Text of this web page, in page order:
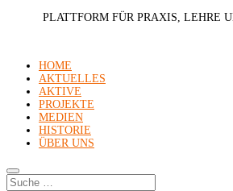
PLATTFORM FÜR PRAXIS, LEHRE
HOME
AKTUELLES
AKTIVE
PROJEKTE
MEDIEN
HISTORIE
ÜBER UNS